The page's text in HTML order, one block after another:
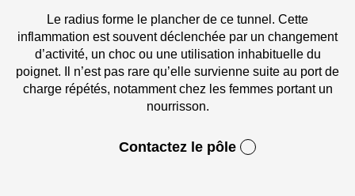
Le radius forme le plancher de ce tunnel. Cette
inflammation est souvent déclenchée par un changement
d’activité, un choc ou une utilisation inhabituelle du
poignet. Il n’est pas rare qu’elle survienne suite au port de
charge répétés, notamment chez les femmes portant un
nourrisson.
Contactez le pôle